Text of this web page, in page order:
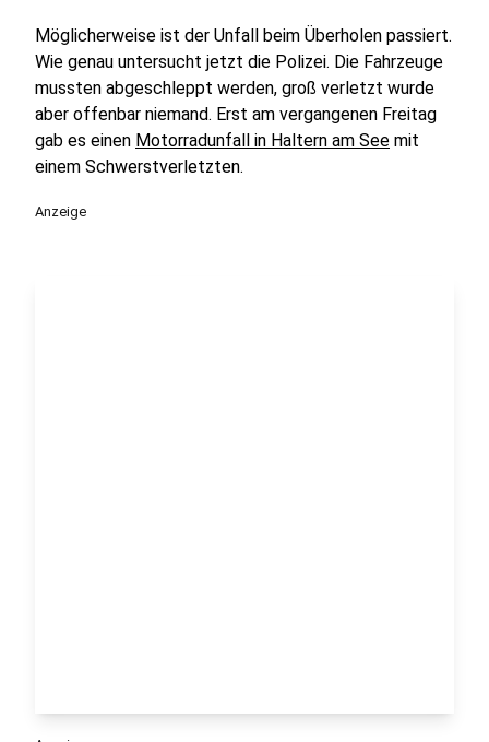
Möglicherweise ist der Unfall beim Überholen passiert.
Wie genau untersucht jetzt die Polizei. Die Fahrzeuge
mussten abgeschleppt werden, groß verletzt wurde
aber offenbar niemand. Erst am vergangenen Freitag
gab es einen Motorradunfall in Haltern am See mit
einem Schwerstverletzten.
Anzeige